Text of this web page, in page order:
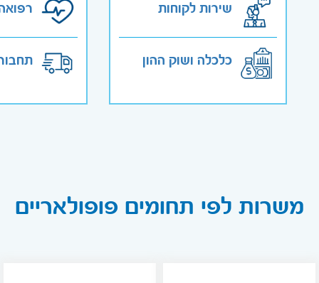
שירות לקוחות
כלכלה ושוק ההון
משרות לפי תחומים פופולאריים